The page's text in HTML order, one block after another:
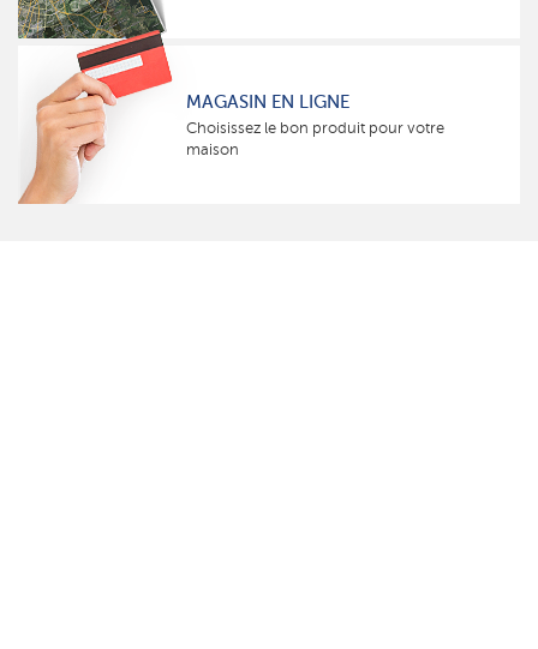
MAGASIN EN LIGNE
Choisissez le bon produit pour votre
maison